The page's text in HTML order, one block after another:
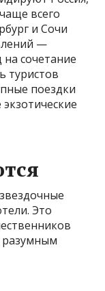
всего
и Сочи
—
сочетание
туристов
поездки
Это
разумным